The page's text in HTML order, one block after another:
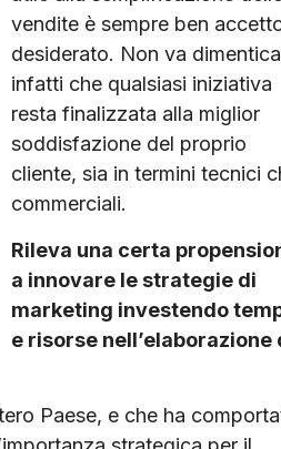
vendite è sempre ben
desiderato. Non va
infatti che qualsiasi iniziativa
resta finalizzata alla miglior
soddisfazione del proprio
cliente, sia in termini tecnici
commerciali.
Rileva una certa
a innovare le strategie di
marketing investendo
e risorse nell’elaborazione
Paese, e che ha